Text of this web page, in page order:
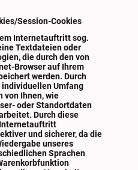
Session-Cookies
Internetauftritt sog.
Textdateien oder
die durch den von
Browser auf Ihrem
werden. Durch
individuellen Umfang
von Ihnen, wie
oder Standortdaten
Durch diese
und sicherer, da die
unseres
Sprachen